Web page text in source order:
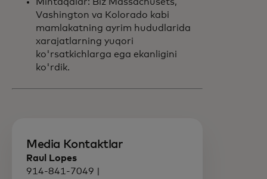
Vashington va Kolorado kabi
mamlakatning ayrim hududlarida
xarajatlarning yuqori
ko'rsatkichlarga ega ekanligini
ko'rdik.
Media Kontaktlar
Raul Lopes
914-841-7049 |